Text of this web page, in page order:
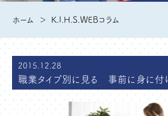
ホーム K.I.H.S.WEBコラム
2015.12.28
職業タイプ別に見る 事前に身に付